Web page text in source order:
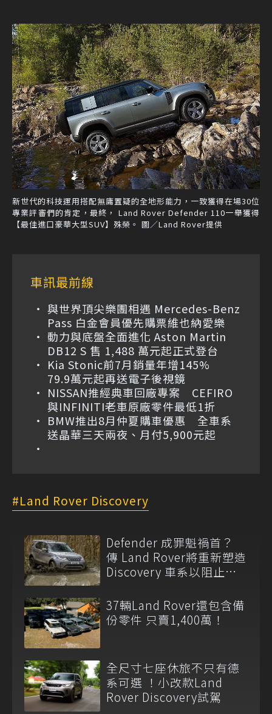
新世代的科技運用搭配無庸置疑的全地形能力，一致獲得在場30位
專業評審們的肯定，最終， Land Rover Defender 110一舉獲得
【最佳進口豪華大型SUV】殊榮。 圖／Land Rover提供
車訊最前線
與世界頂尖樂團相遇 Mercedes-Benz
Pass 白金會員優先購票維也納愛樂
動力與底盤全面進化 Aston Martin
DB12 S 售 1,488 萬元起正式登台
Kia Stonic前7月銷量年增145%
79.9萬元起再送電子後視鏡
NISSAN推經典車回廠專案 CEFIRO
與INFINITI老車原廠零件最低1折
BMW推出8月仲夏購車優惠 全車系
送晶華三天兩夜、月付5,900元起
Land Rover Discovery
Defender 成罪魁禍首？
傳 Land Rover將重新塑造
Discovery 車系以阻止低
37輛Land Rover還包含備
份零件 只賣1,400萬！
全尺寸七座休旅不只有德
系可選 ！小改款Land
Rover Discovery試駕